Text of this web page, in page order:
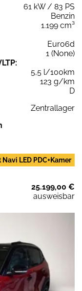
61 kW / 83 PS
Benzin
1.199 cm³
Euro6d
1 (None)
5,5 l/100km
123 g/km
D
Zentrallager
LED PDC+Kamer
25.199,00 €
ausweisbar